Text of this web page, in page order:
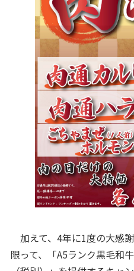
加えて、4年に1度の大感
限って、「A5ランク黒毛和